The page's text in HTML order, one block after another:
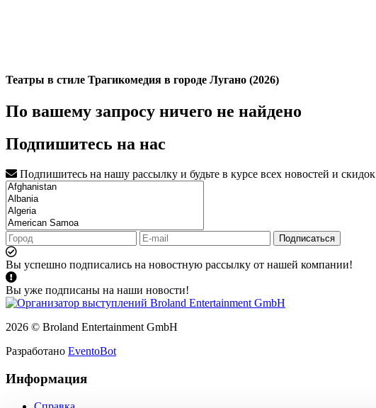
Театры в стиле Трагикомедия в городе Лугано (2026)
По вашему запросу ничего не найдено
Подпишитесь на нас
Подпишитесь на нашу рассылку и будьте в курсе всех новостей и скидок
Подписаться
Вы успешно подписались на новостную рассылку от нашей компании!
Вы уже подписаны на наши новости!
2026 © Broland Entertainment GmbH
Разработано EventoBot
Информация